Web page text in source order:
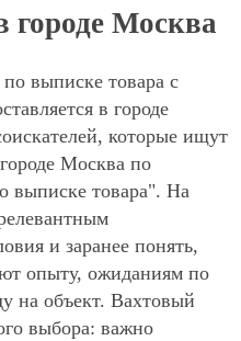
городе Москва
выписке товара с
в городе
которые ищут
Москва по
выписке товара". На
и заранее понять,
опыту, ожиданиям по
на объект. Вахтовый
выбора: важно